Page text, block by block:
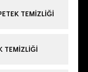
TEMIZLIĞI
TEMIZLIĞI